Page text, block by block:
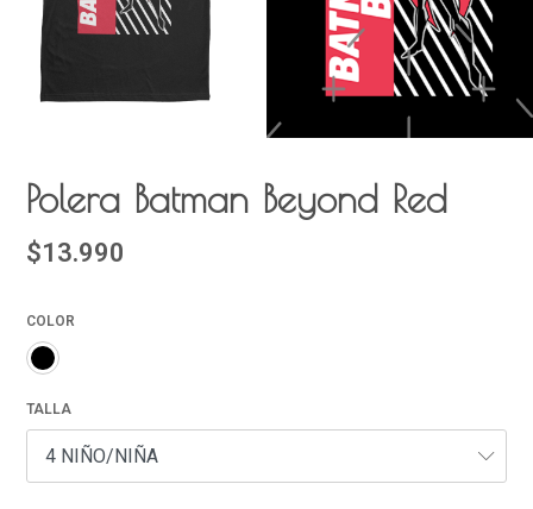
Polera Batman Beyond Red
$13.990
COLOR
TALLA